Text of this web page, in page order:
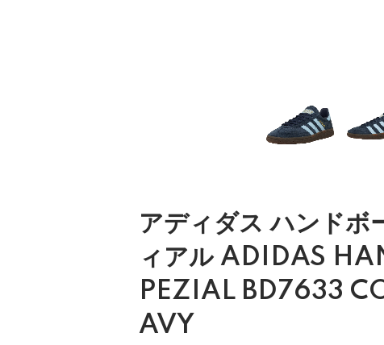
アディダス ハンドボ
ィアル ADIDAS
PEZIAL BD7633
AVY